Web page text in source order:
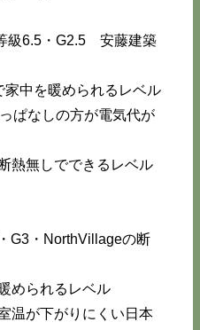
級6.5・G2.5 安藤建築
中を暖められるレベル
ぱなしの方が電気代が
熱無しでできるレベル
G3・NorthVillageの断
められるレベル
温が下がりにくい日本